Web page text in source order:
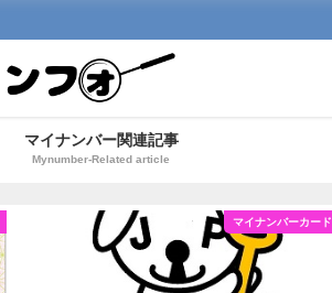
マイナンバー関連記事
Mynumber-Related article
マイナンバーカード